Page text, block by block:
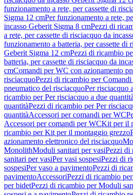
funzionamento a rete, per cassette di
Sigma 12 cmPer funzionamento a rete,
incasso Geberit Sigma 8 cmPezzi di
a rete, per cassette di risciacquo da
funzionamento a batteria, per cassette di
Geberit Sigma 12 cmPezzi di ricambio
batteria, per cassette di risciacquo da
cmComandi per WC con azionamento
risciacquoPezzi di ricambio per
pneumatico del risciacquoPer risciacquo
ricambio per Per risciacquo a due quantità
quantitàPezzi di ricambio per Per
quantitàAccessori per comandi per WC
Accessori per comandi per WCKit per il
ricambio per Kit per il montaggio grezzo
azionamento elettronico del risciacquo
MonolithModuli sanitari per vasiPezzi di
sanitari per vasiPer vasi sospesiPezzi di
sospesiPer vaso a pavimentoPezzi di
pavimentoAccessoriPezzi di ricambio
per bidetPezzi di ricambio per Moduli